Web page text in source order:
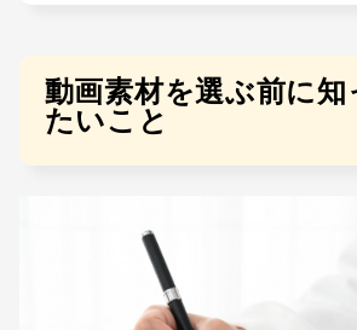
動画素材を選ぶ前に知
たいこと